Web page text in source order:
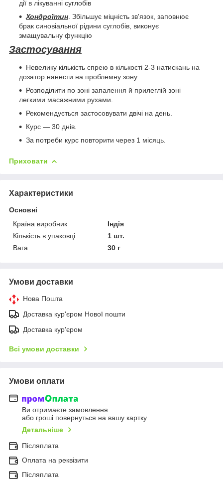
дії в лікуванні суглобів
Хондроїтин . Збільшує міцність зв'язок, заповнює
брак синовіальної рідини суглобів, виконує
змащувальну функцію
Застосування
Невелику кількість спрею в кількості 2-3 натискань на
дозатор нанести на проблемну зону.
Розподілити по зоні запалення й прилеглій зоні
легкими масажними рухами.
Рекомендується застосовувати двічі на день.
Курс — 30 днів.
За потреби курс повторити через 1 місяць.
Приховати
Характеристики
Основні
Країна виробник
Індія
Кількість в упаковці
1 шт.
Вага
30 г
Умови доставки
Нова Пошта
Доставка кур'єром Нової пошти
Доставка кур'єром
Всі умови доставки
Умови оплати
Ви отримаєте замовлення
або гроші повернуться на вашу картку
Детальніше
Післяплата
Оплата на реквізити
Післяплата